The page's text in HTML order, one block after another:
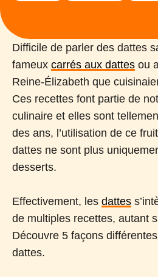
Difficile de parler des dattes
fameux carrés aux dattes ou
Reine-Élizabeth que
Ces recettes font partie de
culinaire et elles sont
des ans, l’utilisation de ce
dattes ne sont plus
desserts.
Effectivement, les dattes
de multiples recettes, autant
Découvre 5 façons
dattes.